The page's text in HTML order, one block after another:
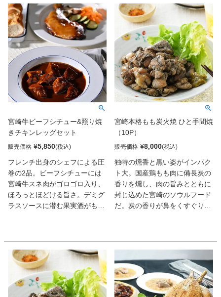
宮崎牛ビーフシチュー&照り焼
きチキンレッグセット
販売価格 ¥5,850
フレンチ出身のシェフによる圧
巻の2品。ビーフシチューには
宮崎牛スネ肉がゴロゴロ入り、
ほろっとほどける旨さ。デミグ
ラスソースに潜む果実酒がもた
仕立ての品のよい甘さとジュー
シーさに唸る。
宮崎本格もも炭火焼 ひと手間焼
（10P）
販売価格 ¥8,000
独特の燻香と黒い姿がインパク
ト大。国産鶏もも肉に備長炭の
香りを燻し、肉の旨みとともに
封じ込めた宮崎のソウルフード
だ。炭の香りが鼻をくすぐり、
貫禄の味を堪能あれ。